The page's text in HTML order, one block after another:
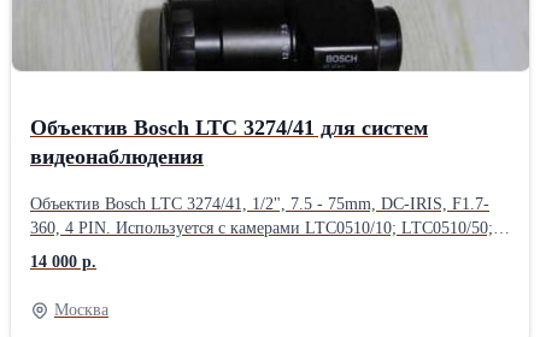
Объектив Bosch LTC 3274/41 для систем
видеонаблюдения
Объектив Bosch LTC 3274/41, 1/2", 7.5 - 75mm, DC-IRIS, F1.7-
360, 4 PIN. Используется с камерами LTC0510/10; LTC0510/50;
LTC0610/11; LTC0610/51; LTC0630/11; LTC0630 и аналогичными
с креплением объектива C-Mount Формат изображения 1/2"
Фокусное расстояние 7,5 – 75 мм Диапазон диафрагмы F1,7 –
360 Диапазон фокуса 0,3 м Расстояние заднего фокуса 8,5 мм
14 000 р.
Москва